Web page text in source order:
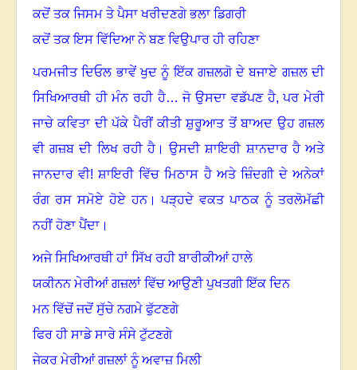
ਕਦੋਂ ਤਕ ਜਿਸਮ ਤੇ ਪੈਸਾ ਖਰੀਦਣਗੇ ਭਲਾ ਡਿਗਰੀ
ਕਦੋਂ ਤਕ ਇਸ ਵਿੱਦਿਆ ਨੇ ਬਣ ਵਿਉਪਾਰ ਹੀ ਰਹਿਣਾ
ਪਰਮਜੀਤ ਦਿਓਲ ਭਾਵੇਂ ਖੁਦ ਨੂੰ ਇੱਕ ਗਜ਼ਲਗੋ ਦੇ ਬਜਾਏ ਗਜ਼ਲ ਦੀ
ਸਿਖਿਆਰਥੀ ਹੀ ਮੰਨ ਰਹੀ ਹੈ… ਜੋ ਉਸਦਾ ਵਡੱਪਣ ਹੈ,ਪਰ ਮੇਰੀ
ਜਾਚੇ ਕਵਿਤਾ ਦੀ ਪੱਕੇ ਪੈਰੀਂ ਕੀਤੀ ਸ਼ੁਰੂਆਤ ਤੋਂ ਬਾਅਦ ਉਹ ਗਜ਼ਲ
ਵੀ ਗਜ਼ਬ ਦੀ ਲਿਖ ਰਹੀ ਹੈ । ਉਸਦੀ ਸ਼ਾਇਰੀ ਸ਼ਾਨਦਾਰ ਹੈ ਅਤੇ
ਜਾਨਦਾਰ ਵੀ! ਸ਼ਾਇਰੀ ਵਿੱਚ ਮਿਠਾਸ ਹੈ ਅਤੇ ਜ਼ਿੰਦਗੀ ਦੇ ਅਨੇਕਾਂ
ਰੰਗ ਰਸ ਸਮੋਏ ਹੋਏ ਹਨ।ਪੜ੍ਹਦੇ ਵਕਤ ਪਾਠਕ ਨੂੰ ਤਰਲੋਮੱਛੀ
ਨਹੀਂ ਹੋਣਾ ਪੈਂਦਾ ।
ਅਜੇ ਸਿਖਿਆਰਥੀ ਹਾਂ ਸਿੱਖ ਰਹੀ ਬਾਰੀਕੀਆਂ ਹਾਲੇ
ਯਕੀਨਨ ਮੇਰੀਆਂ ਗਜ਼ਲਾਂ ਵਿੱਚ ਆਉਣੀ ਪੁਖਤਗੀ ਇੱਕ ਦਿਨ
ਮਨ ਵਿੱਚੋਂ ਜਦੋਂ ਸੁੱਚੇ ਨਗਮੇ ਫੁੱਟਣਗੇ
ਫਿਰ ਹੀ ਸਾਡੇ ਸਾਰੇ ਸੰਸੇ ਟੁੱਟਣਗੇ
ਜੇਕਰ ਮੇਰੀਆਂ ਗਜ਼ਲਾਂ ਨੂੰ ਅਵਾਜ਼ ਮਿਲੀ